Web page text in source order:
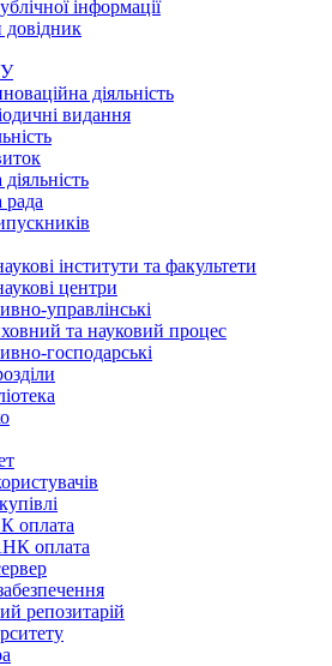
інформації
діяльність
видання
рада
інститути та факультети
центри
управлінські
та науковий процес
господарські
оплата
репозитарій